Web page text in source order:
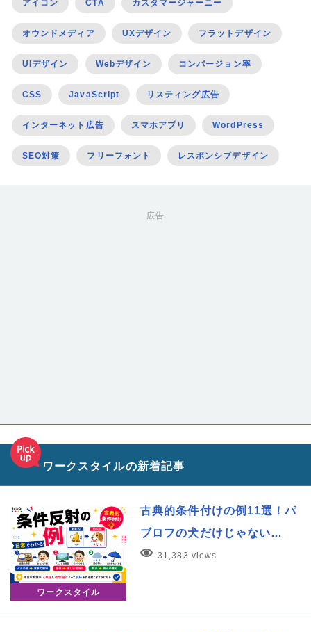
アイコン CTA カスタマージャーニー
オウンドメディア UXデザイン フラットデザイン
UIデザイン Webデザイン コンバージョン率
CSS JavaScript リスティング広告
インターネット広告 スマホアプリ WordPress
SEO対策 フリーフォント レスポンシブデザイン
広告
ワークスタイルの新着記事
ワークスタイル
古典的条件付けの例11選！パ
ブロフの犬だけじゃない…
31,383 views